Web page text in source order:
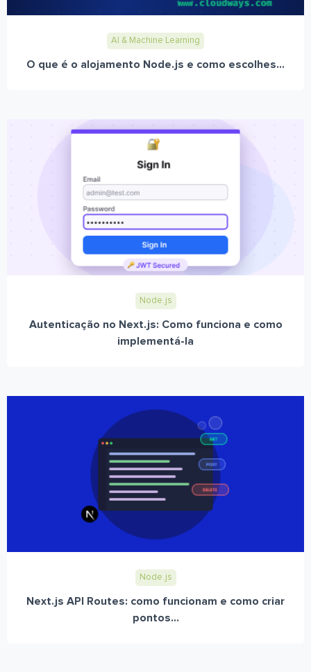
AI & Machine Learning
O que é o alojamento Node.js e como escolhes...
Node.js
Autenticação no Next.js: Como funciona e como
implementá-la
Node.js
Next.js API Routes: como funcionam e como criar
pontos...